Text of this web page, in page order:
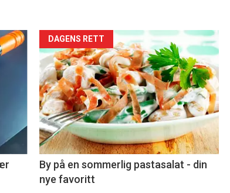
Forsiden
akkurat
nå
-
5
DAGENS RETT
By på en sommerlig pastasalat - din
nye favoritt